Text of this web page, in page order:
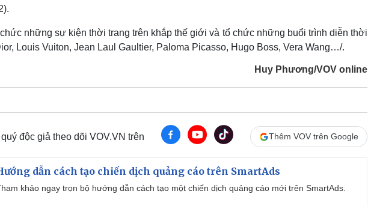
những sự kiện thời trang trên khắp thế giới và tổ chức những buổi trình diễn thời
Louis Vuiton, Jean Laul Gaultier, Paloma Picasso, Hugo Boss, Vera Wang…/.
Huy Phương/VOV online
độc giả theo dõi VOV.VN trên Thêm VOV trên Google
dẫn cách tạo chiến dịch quảng cáo trên SmartAds
khảo ngay trọn bộ hướng dẫn cách tạo một chiến dịch quảng cáo mới trên SmartAds.